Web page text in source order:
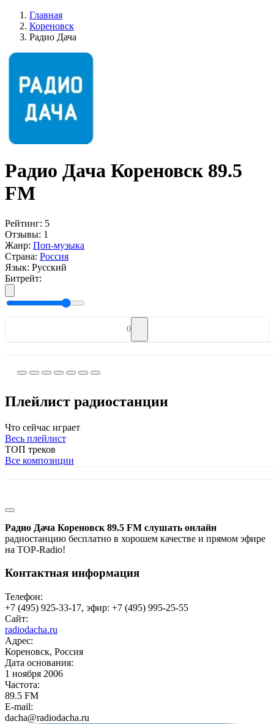
Главная
Кореновск
Радио Дача
Радио Дача Кореновск 89.5
FM
Рейтинг: 5
Отзывы: 1
Жанр: Поп-музыка
Страна: Россия
Язык: Русский
Битрейт:
0
Плейлист радиостанции
Что сейчас играет
Весь плейлист
ТОП треков
Все композиции
Радио Дача Кореновск 89.5 FM слушать онлайн
радиостанцию бесплатно в хорошем качестве и прямом эфире
на TOP-Radio!
Контактная информация
Телефон:
+7 (495) 925-33-17, эфир: +7 (495) 995-25-55
Сайт:
radiodacha.ru
Адрес:
Кореновск, Россия
Дата основания:
1 ноября 2006
Частота:
89.5 FM
E-mail:
dacha@radiodacha.ru